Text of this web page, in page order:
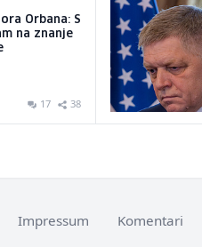
Orbana: S
na znanje
17 38
Impressum Komentari